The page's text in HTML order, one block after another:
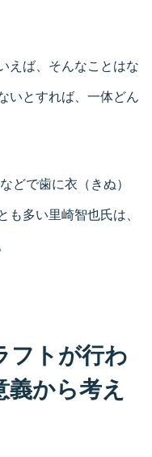
えば、そんなことはな
いとすれば、一体どん
どで歯に衣（きぬ）
も多い里崎智也氏は、
フトが行わ
から考え